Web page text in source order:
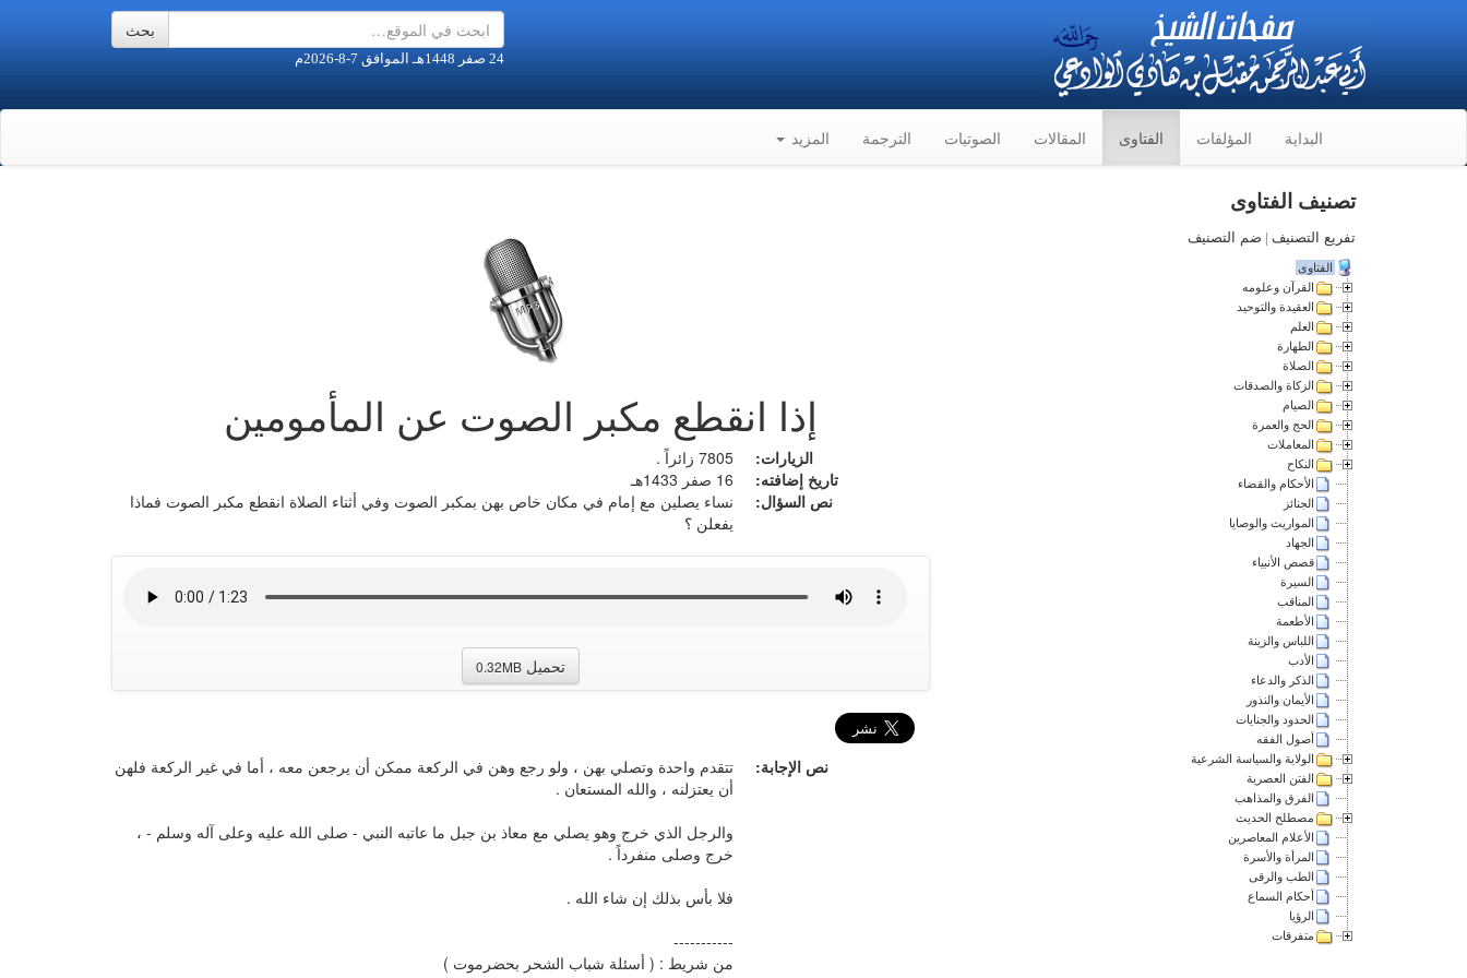
24 صفر 1448هـ الموافق 7-8-2026م
البداية المؤلفات الفتاوى المقالات الصوتيات الترجمة المزيد
إذا انقطع مكبر الصوت عن المأمومين
الزيارات:
7805 زائراً .
تاريخ إضافته:
16 صفر 1433هـ
نص السؤال:
نساء يصلين مع إمام في مكان خاص بهن بمكبر الصوت وفي أثناء الصلاة انقطع مكبر الصوت فماذا
يفعلن ؟
تحميل 0.32MB
نص الإجابة:
تتقدم واحدة وتصلي بهن ، ولو رجع وهن في الركعة ممكن أن يرجعن معه ، أما في غير الركعة فلهن
أن يعتزلنه ، والله المستعان .
والرجل الذي خرج وهو يصلي مع معاذ بن جبل ما عاتبه النبي - صلى الله عليه وعلى آله وسلم - ،
خرج وصلى منفرداً .
فلا بأس بذلك إن شاء الله .
-----------
من شريط : ( أسئلة شباب الشحر بحضرموت )
تصنيف الفتاوى
تفريع التصنيف | ضم التصنيف
الفتاوى
القرآن وعلومه
العقيدة والتوحيد
العلم
الطهارة
الصلاة
الزكاة والصدقات
الصيام
الحج والعمرة
المعاملات
النكاح
الأحكام والقضاء
الجنائز
المواريث والوصايا
الجهاد
قصص الأنبياء
السيرة
المناقب
الأطعمة
اللباس والزينة
الأدب
الذكر والدعاء
الأيمان والنذور
الحدود والجنايات
أصول الفقه
الولاية والسياسة الشرعية
الفتن العصرية
الفرق والمذاهب
مصطلح الحديث
الأعلام المعاصرين
المرأة والأسرة
الطب والرقى
أحكام السماع
الرؤيا
متفرقات